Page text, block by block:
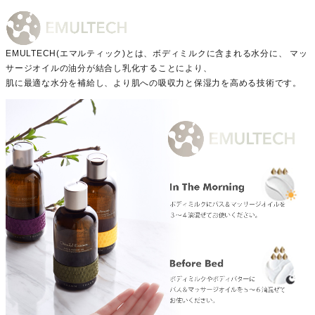
EMULTECH(エマルティック)とは、ボディミルクに含まれる水分に、 マッ
サージオイルの油分が結合し乳化することにより、
肌に最適な水分を補給し、より肌への吸収力と保湿力を高める技術です。